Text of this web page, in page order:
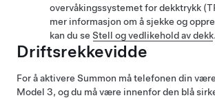
overvåkingssystemet for dekktrykk
mer informasjon om å sjekke og
kan du se Stell og vedlikehold av dekk.
Driftsrekkevidde
For å aktivere Summon må telefonen din
Model 3, og du må være innenfor den blå